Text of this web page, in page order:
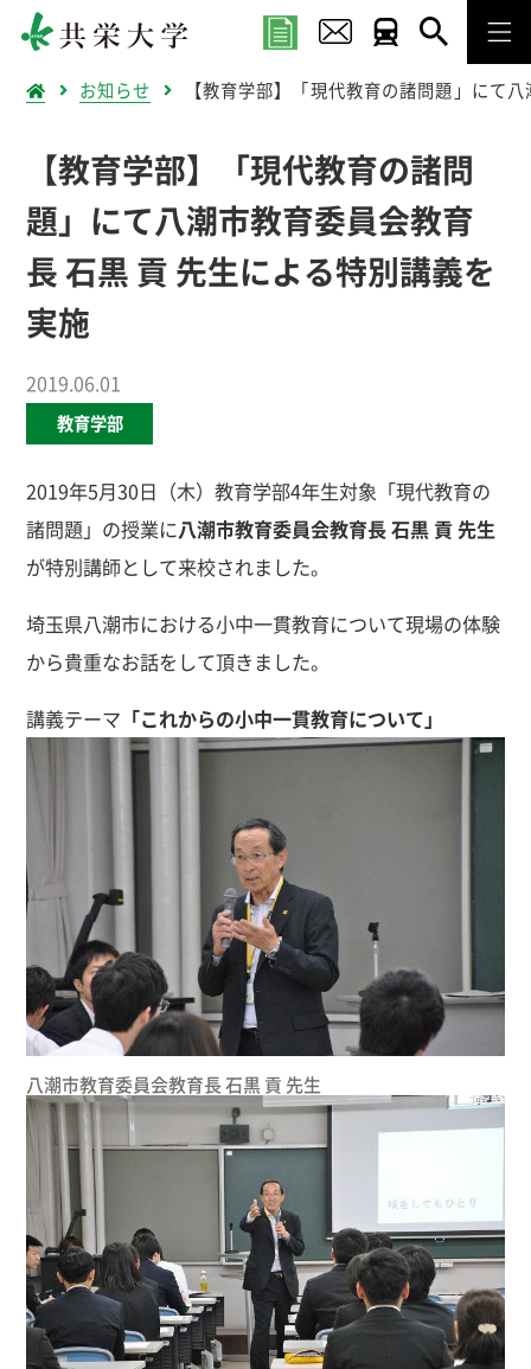
お知らせ 【教育学部】「現代教育の諸問題」にて
【教育学部】「現代教育の諸問
題」にて八潮市教育委員会教育
長 石黒 貢 先生による特別講義を
実施
2019.06.01
教育学部
2019年5月30日（木）教育学部4年生対象「現代教育の
諸問題」の授業に八潮市教育委員会教育長 石黒 貢 先生
が特別講師として来校されました。
埼玉県八潮市における小中一貫教育について現場の体験
から貴重なお話をして頂きました。
講義テーマ 「これからの小中一貫教育について」
八潮市教育委員会教育長 石黒 貢 先生